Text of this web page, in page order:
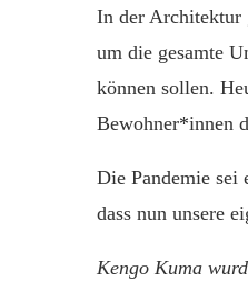
In der Architektur
um die gesamte
können sollen.
Bewohner*innen
Die Pandemie sei
dass nun unsere
Kengo Kuma